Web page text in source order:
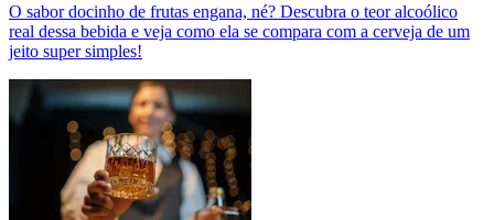
O sabor docinho de frutas engana, né? Descubra o teor alcoólico
real dessa bebida e veja como ela se compara com a cerveja de um
jeito super simples!